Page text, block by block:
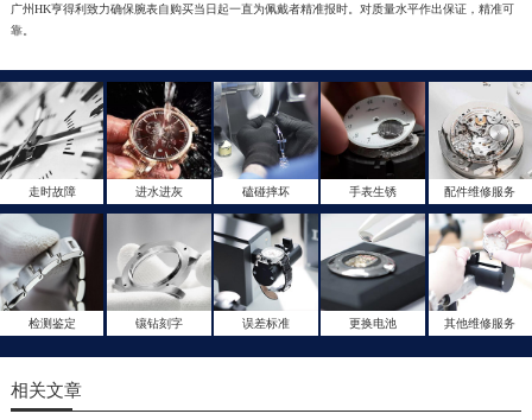
广州HK亨得利致力确保腕表自购买当日起一直为佩戴者精准报时。对质量水平作出保证，精准可
靠。
走时故障 进水进灰 磕碰摔坏 手表生锈 配件维修服务
检测鉴定 镶钻刻字 误差标准 更换电池 其他维修服务
相关文章